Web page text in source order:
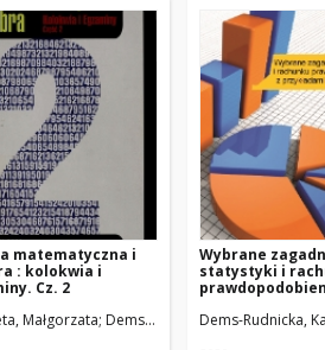
matematyczna i
: kolokwia i
Cz. 2
Małgorzata Dems, Katarzyna. Jóźwik, Izabela
Wybrane
statystyki i
R
Dems-Rudnicka,